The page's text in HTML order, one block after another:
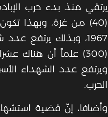
يرتقي منذ بدء حرب
(40) من غزة، وبهذا
(300) علماً أن هناك
الحرب.
وأضافا، إنّ قضية